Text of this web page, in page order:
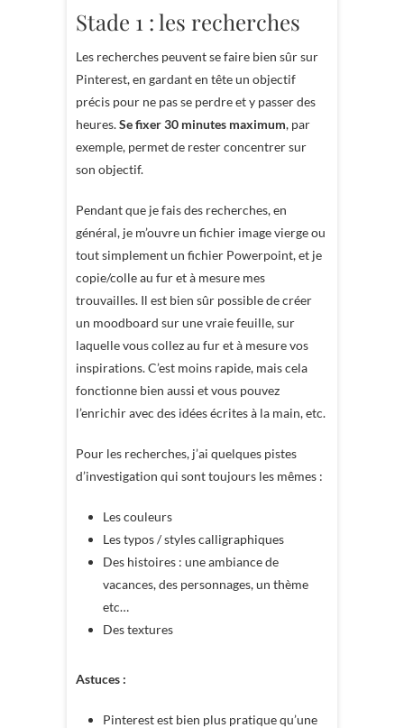
Stade 1 : les recherches
Les recherches peuvent se faire bien sûr sur
Pinterest, en gardant en tête un objectif
précis pour ne pas se perdre et y passer des
heures.Se fixer 30 minutes maximum, par
exemple, permet de rester concentrer sur
son objectif.
Pendant que je fais des recherches, en
général, je m’ouvre un fichier image vierge ou
tout simplement un fichier Powerpoint, et je
copie/colle au fur et à mesure mes
trouvailles. Il est bien sûr possible de créer
un moodboard sur une vraie feuille, sur
laquelle vous collez au fur et à mesure vos
inspirations. C’est moins rapide, mais cela
fonctionne bien aussi et vous pouvez
l’enrichir avec des idées écrites à la main, etc.
Pour les recherches, j’ai quelques pistes
d’investigation qui sont toujours les mêmes :
Les couleurs
Les typos / styles calligraphiques
Des histoires : une ambiance de
vacances, des personnages, un thème
etc…
Des textures
Astuces :
Pinterest est bien plus pratique qu’une